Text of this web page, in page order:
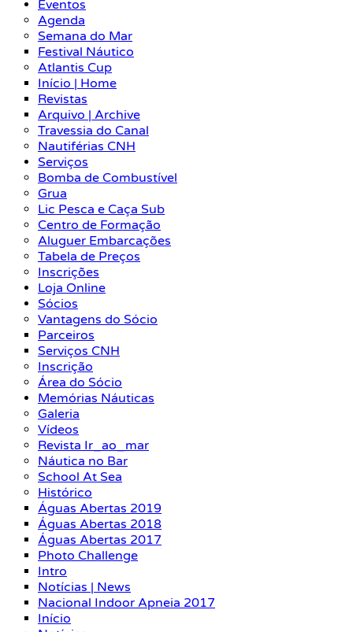
Eventos
Agenda
Semana do Mar
Festival Náutico
Atlantis Cup
Início | Home
Revistas
Arquivo | Archive
Travessia do Canal
Nautiférias CNH
Serviços
Bomba de Combustível
Grua
Lic Pesca e Caça Sub
Centro de Formação
Aluguer Embarcações
Tabela de Preços
Inscrições
Loja Online
Sócios
Vantagens do Sócio
Parceiros
Serviços CNH
Inscrição
Área do Sócio
Memórias Náuticas
Galeria
Vídeos
Revista Ir_ao_mar
Náutica no Bar
School At Sea
Histórico
Águas Abertas 2019
Águas Abertas 2018
Águas Abertas 2017
Photo Challenge
Intro
Notícias | News
Nacional Indoor Apneia 2017
Início